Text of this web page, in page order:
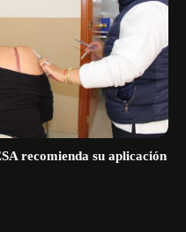
recomienda su aplicación